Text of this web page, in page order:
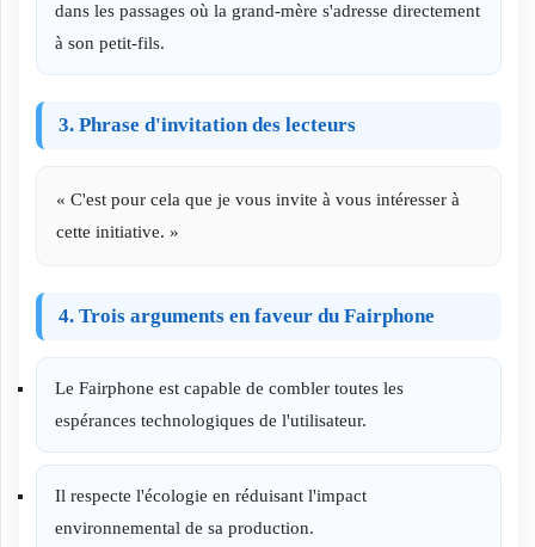
dans les passages où la grand-mère s'adresse directement
à son petit-fils.
3. Phrase d'invitation des lecteurs
« C'est pour cela que je vous invite à vous intéresser à
cette initiative. »
4. Trois arguments en faveur du Fairphone
Le Fairphone est capable de combler toutes les
espérances technologiques de l'utilisateur.
Il respecte l'écologie en réduisant l'impact
environnemental de sa production.